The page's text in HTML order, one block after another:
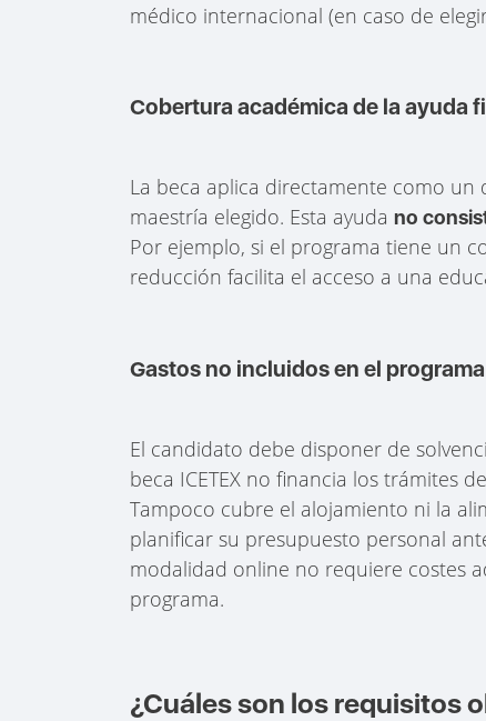
médico internacional (en caso de
Cobertura académica de la ayuda
La beca aplica directamente como
maestría elegido. Esta ayudano
Por ejemplo, si el programa tiene un
reducción facilita el acceso a una
Gastos no incluidos en el
El candidato debe disponer de
beca ICETEX no financia los trámites
Tampoco cubre el alojamiento ni la
planificar su presupuesto personal
modalidad online no requiere costes
programa.
¿Cuáles son los requisitos